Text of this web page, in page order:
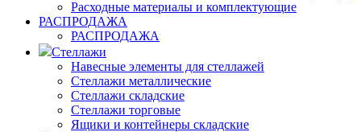
Расходные материалы и комплектующие
РАСПРОДАЖА
РАСПРОДАЖА
Стеллажи
Навесные элементы для стеллажей
Стеллажи металлические
Стеллажи складские
Стеллажи торговые
Ящики и контейнеры складские